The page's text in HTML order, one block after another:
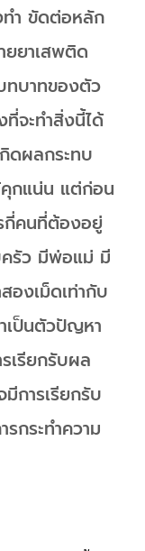
ทำ ขัดต่อหลัก
ยาเสพติด
ทบาทของตัว
ที่จะทำสิ่งนี้ได้
ดผลกระทบ
คุกแน่น แต่ก่อน
กี่คนที่ต้องอยู่
ครัว มีพ่อแม่ มี
องเม็ดเท่ากับ
เป็นตัวปัญหา
เรียกรับผล
การเรียกรับ
กระทำความ